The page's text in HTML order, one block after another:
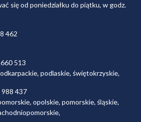
się od poniedziałku do piątku, w godz.
462
513
podlaskie, świętokrzyskie,
437
opolskie, pomorskie, śląskie,